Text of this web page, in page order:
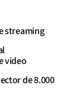
streaming
video
de 8.000